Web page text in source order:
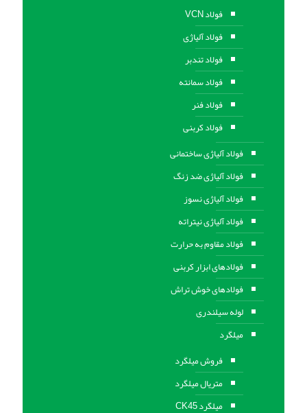
فولاد VCN
فولاد آلیاژی
فولاد تندبر
فولاد سمانته
فولاد فنر
فولاد کربنی
فولاد آلیاژی ساختمانی
فولاد آلیاژی ضد زنگ
فولاد آلیاژی نسوز
فولاد آلیاژی نیتراته
فولاد مقاوم به حرارت
فولادهای ابزار کربنی
فولادهای خوش تراش
لوله سیلندری
میلگرد
فروش میلگرد
متریال میلگرد
میلگرد CK45